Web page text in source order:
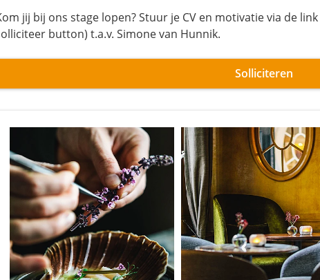
jij bij ons stage lopen? Stuur je CV en motivatie via de
button) t.a.v. Simone van Hunnik.
Solliciteren